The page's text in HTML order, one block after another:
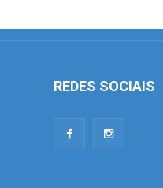
REDES SOCIAIS